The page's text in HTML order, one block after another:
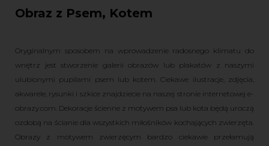
Obraz z Psem, Kotem
Oryginalnym sposobem na wprowadzenie radosnego klimatu do
wnętrz jest stworzenie galerii obrazów lub plakatów z naszymi
ulubionymi pupilami psem lub kotem. Ciekawe ilustracje, zdjęcia,
akwarele, rysunki i szkice znajdziecie na naszej stronie internetowej e-
obrazy.com. Dekoracje ścienne z motywem psa lub kota będą uroczą
ozdobą na ścianie dla wszystkich miłośników kochających zwierzęta.
Obrazy z motywem zwierzęcym bardzo ciekawie przełamują